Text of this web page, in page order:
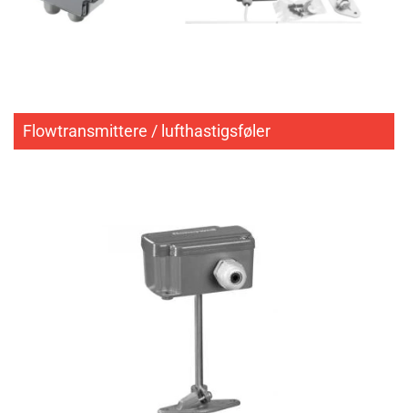
Flowtransmittere / lufthastigsføler